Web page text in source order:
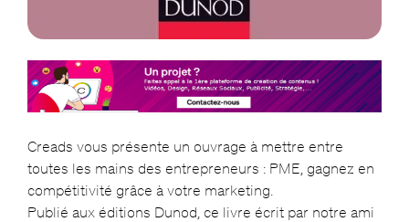
Creads vous présente un ouvrage à mettre entre
toutes les mains des entrepreneurs : PME, gagnez en
compétitivité grâce à votre marketing.
Publié aux éditions Dunod, ce livre écrit par notre ami